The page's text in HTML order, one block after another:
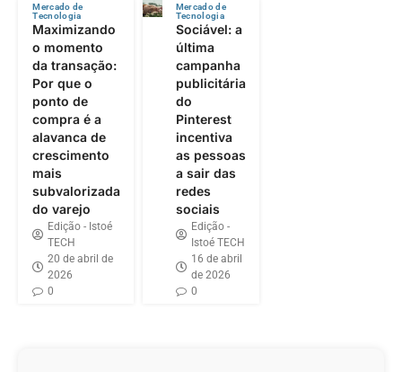
Mercado de
Tecnologia
Maximizando
o momento
da transação:
Por que o
ponto de
compra é a
alavanca de
crescimento
mais
subvalorizada
do varejo
Edição - Istoé
TECH
20 de abril de
2026
0
Mercado de
Tecnologia
Sociável: a
última
campanha
publicitária
do
Pinterest
incentiva
as pessoas
a sair das
redes
sociais
Edição -
Istoé TECH
16 de abril
de 2026
0